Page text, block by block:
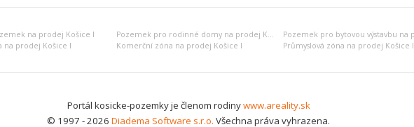
na prodej Košice I Pozemek pro rodinné domy na prodej Košice I
na prodej Košice I
Komerční zóna na prodej Košice I Průmyslová zóna na prodej Košice I
Portál kosicke-pozemky je členom rodinywww.areality.sk
© 1997 - 2026 Diadema Software s.r.o. Všechna práva vyhrazena.